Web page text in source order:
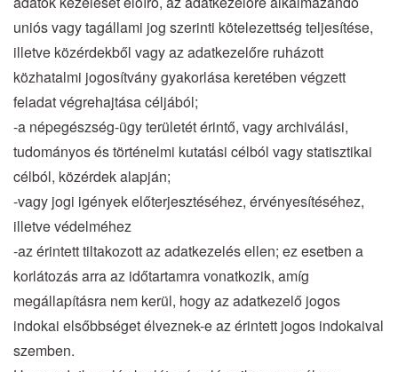
uniós vagy tagállami jog szerinti kötelezettség teljesítése,
illetve közérdekből vagy az adatkezelőre ruházott
közhatalmi jogosítvány gyakorlása keretében végzett
feladat végrehajtása céljából;
-a népegészség-ügy területét érintő, vagy archiválási,
tudományos és történelmi kutatási célból vagy statisztikai
célból, közérdek alapján;
-vagy jogi igények előterjesztéséhez, érvényesítéséhez,
illetve védelméhez
-az érintett tiltakozott az adatkezelés ellen; ez esetben a
korlátozás arra az időtartamra vonatkozik, amíg
megállapításra nem kerül, hogy az adatkezelő jogos
indokai elsőbbséget élveznek-e az érintett jogos indokaival
szemben.